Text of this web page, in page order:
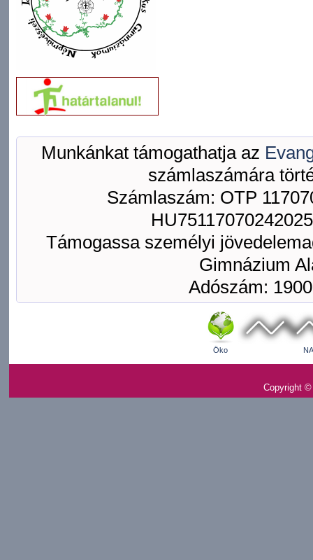
Munkánkat támogathatja az
számlaszámára
Számlaszám: OTP
Támogassa személyi
Gimnázium
Adószám:
Öko
Copyright